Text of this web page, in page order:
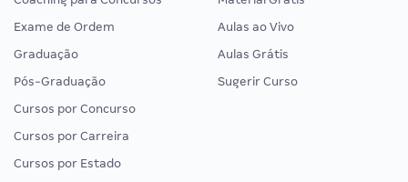
Exame de Ordem
Graduação
Pós-Graduação
Cursos por Concurso
Cursos por Carreira
Cursos por Estado
Aulas ao Vivo
Aulas Grátis
Sugerir Curso